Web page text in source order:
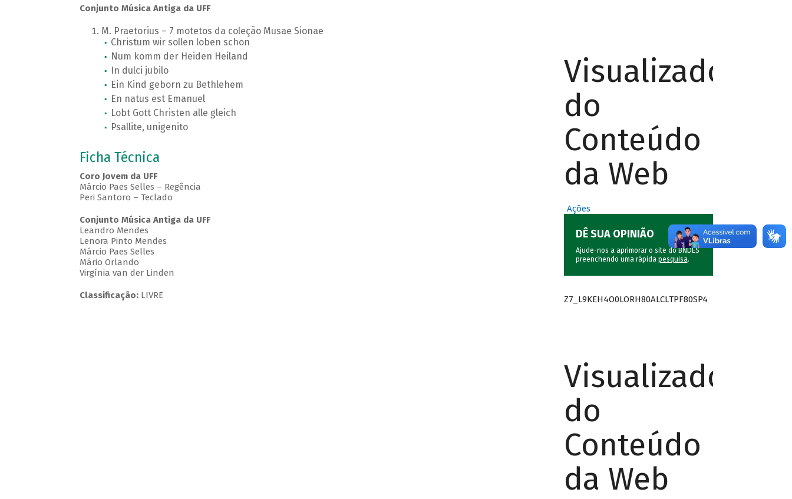
Conjunto Música Antiga da UFF
M. Praetorius – 7 motetos da coleção Musae Sionae
Christum wir sollen loben schon
Num komm der Heiden Heiland
In dulci jubilo
Ein Kind geborn zu Bethlehem
En natus est Emanuel
Lobt Gott Christen alle gleich
Psallite, unigenito
Ficha Técnica
Coro Jovem da UFF
Márcio Paes Selles – Regência
Peri Santoro – Teclado
Conjunto Música Antiga da UFF
Leandro Mendes
Lenora Pinto Mendes
Márcio Paes Selles
Mário Orlando
Virgínia van der Linden
Classificação:LIVRE
Visualizador
do
Conteúdo
da Web
Ações
DÊ SUA OPINIÃO
Ajude-nos a aprimorar o site do BNDES
preenchendo uma rápida pesquisa.
Z7_L9KEH4O0LORH80ALCLTPF80SP4
Visualizador
do
Conteúdo
da Web